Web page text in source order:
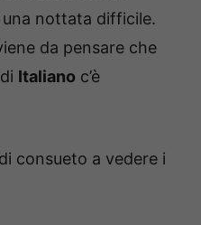
nottata difficile.
da pensare che
Italiano c’è
consueto a vedere i